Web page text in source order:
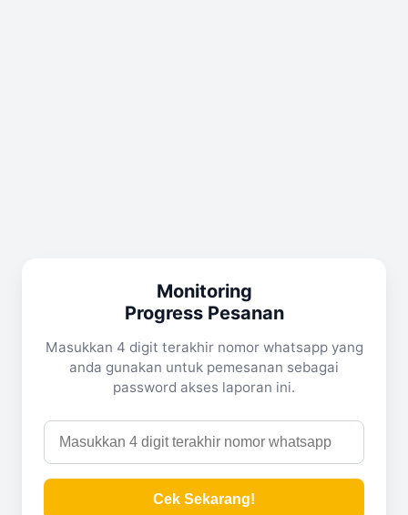
Monitoring
Progress Pesanan
Masukkan 4 digit terakhir nomor whatsapp yang
anda gunakan untuk pemesanan sebagai
password akses laporan ini.
Cek Sekarang!